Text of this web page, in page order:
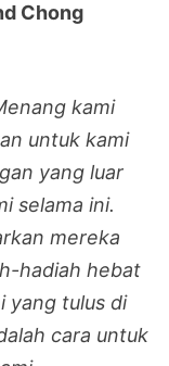
Chong
kami
untuk kami
yang luar
selama ini.
mereka
hadiah hebat
yang tulus di
cara untuk